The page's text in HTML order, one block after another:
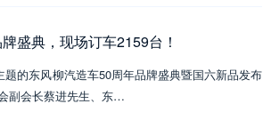
盛典，现场订车2159台！
题的东风柳汽造车50周年品牌盛典暨国六新品发布
副会长蔡进先生、东…